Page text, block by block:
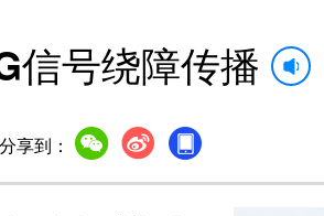
信号绕障传播
分享到：